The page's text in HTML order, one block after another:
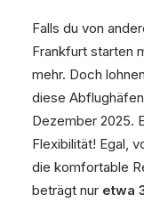
Falls du von
Frankfurt starten
mehr. Doch
diese
Dezember 2025.
Flexibilität! Egal,
die komfortable
beträgt nur etwa